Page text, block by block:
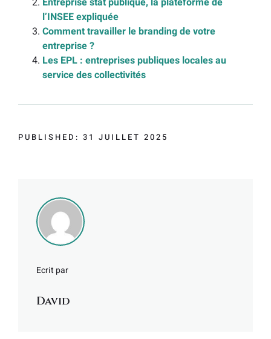
l’INSEE expliquée
Comment travailler le branding de votre
entreprise ?
Les EPL : entreprises publiques locales au
service des collectivités
PUBLISHED: 31 JUILLET 2025
Ecrit par
David